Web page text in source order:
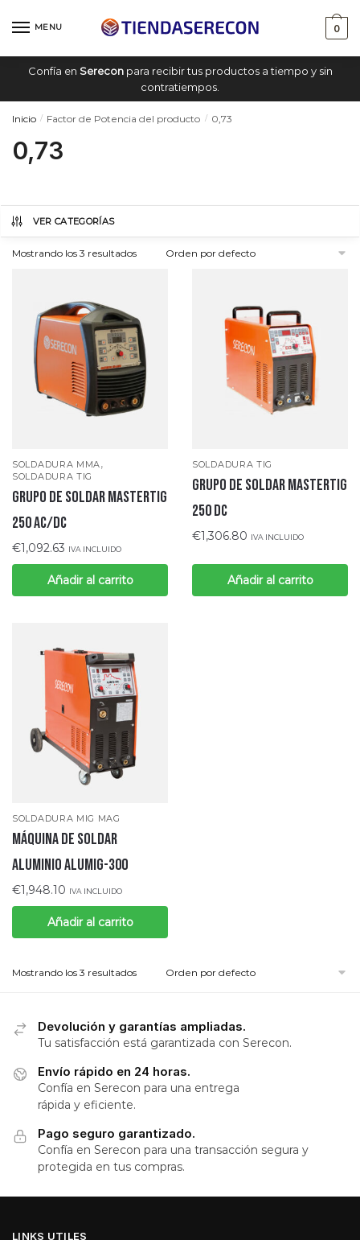
MENU 0
Confía en Sereconpara recibir tus productos a tiempo y sin
contratiempos.
Inicio / Factor de Potencia del producto / 0,73
0,73
VER CATEGORÍAS
Mostrando los 3 resultados
SOLDADURA MMA,
SOLDADURA TIG
GRUPO DE SOLDAR MASTERTIG
250 AC/DC
€1,092.63 IVA INCLUIDO
Añadir al carrito
SOLDADURA TIG
Grupo de Soldar MASTERTIG
250 DC
€1,306.80 IVA INCLUIDO
Añadir al carrito
SOLDADURA MIG MAG
Máquina de Soldar
Aluminio ALUMIG-300
€1,948.10 IVA INCLUIDO
Añadir al carrito
Mostrando los 3 resultados
Devolución y garantías ampliadas.
Tu satisfacción está garantizada con Serecon.
Envío rápido en 24 horas.
Confía en Serecon para una entrega
rápida y eficiente.
Pago seguro garantizado.
Confía en Serecon para una transacción segura y
protegida en tus compras.
LINKS UTILES